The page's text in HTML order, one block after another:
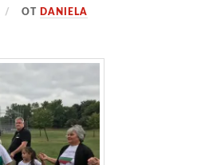
ОТ DANIELA